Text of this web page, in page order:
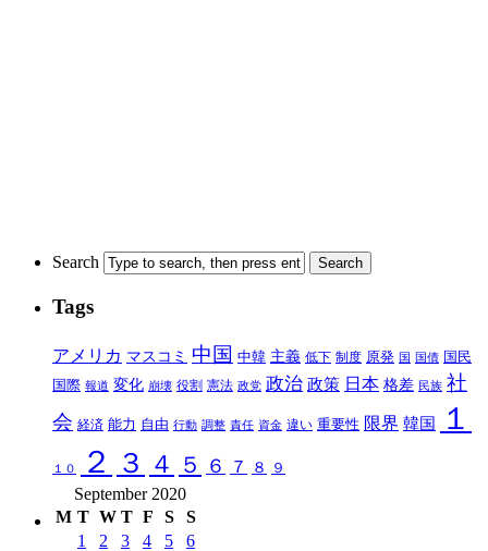
Search
Tags
アメリカ マスコミ 中国 中韓 主義 低下 制度 原発 国 国債 国民
国際 報道 変化 崩壊 役割 憲法 政党 政治 政策 日本 格差 民族 社
会 経済 能力 自由 行動 調整 責任 資金 違い 重要性 限界 韓国 １
１０ ２ ３ ４ ５ ６ ７ ８ ９
September 2020
M T W T F S
S
1
2 3 4 5
6